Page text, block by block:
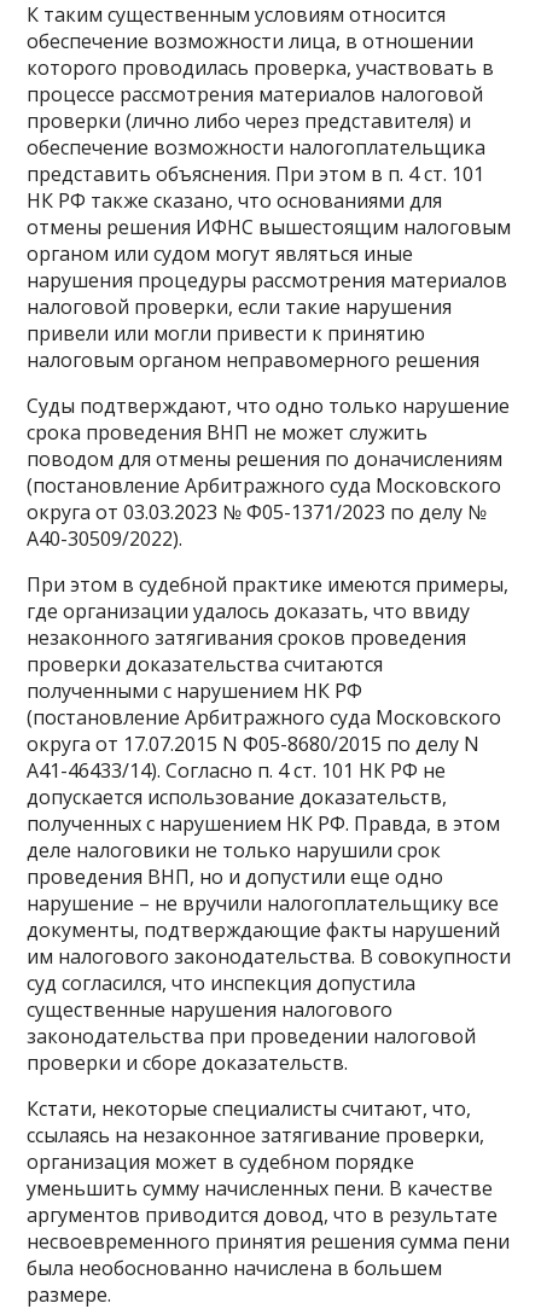
К таким существенным условиям относится
обеспечение возможности лица, в отношении
которого проводилась проверка, участвовать в
процессе рассмотрения материалов налоговой
проверки (лично либо через представителя) и
обеспечение возможности налогоплательщика
представить объяснения. При этом в п. 4 ст. 101
НК РФ также сказано, что основаниями для
отмены решения ИФНС вышестоящим налоговым
органом или судом могут являться иные
нарушения процедуры рассмотрения материалов
налоговой проверки, если такие нарушения
привели или могли привести к принятию
налоговым органом неправомерного решения
Суды подтверждают, что одно только нарушение
срока проведения ВНП не может служить
поводом для отмены решения по доначислениям
(постановление Арбитражного суда Московского
округа от 03.03.2023 № Ф05-1371/2023 по делу №
А40-30509/2022).
При этом в судебной практике имеются примеры,
где организации удалось доказать, что ввиду
незаконного затягивания сроков проведения
проверки доказательства считаются
полученными с нарушением НК РФ
(постановление Арбитражного суда Московского
округа от 17.07.2015 N Ф05-8680/2015 по делу N
А41-46433/14). Согласно п. 4 ст. 101 НК РФ не
допускается использование доказательств,
полученных с нарушением НК РФ. Правда, в этом
деле налоговики не только нарушили срок
проведения ВНП, но и допустили еще одно
нарушение – не вручили налогоплательщику все
документы, подтверждающие факты нарушений
им налогового законодательства. В совокупности
суд согласился, что инспекция допустила
существенные нарушения налогового
законодательства при проведении налоговой
проверки и сборе доказательств.
Кстати, некоторые специалисты считают, что,
ссылаясь на незаконное затягивание проверки,
организация может в судебном порядке
уменьшить сумму начисленных пени. В качестве
аргументов приводится довод, что в результате
несвоевременного принятия решения сумма пени
была необоснованно начислена в большем
размере.